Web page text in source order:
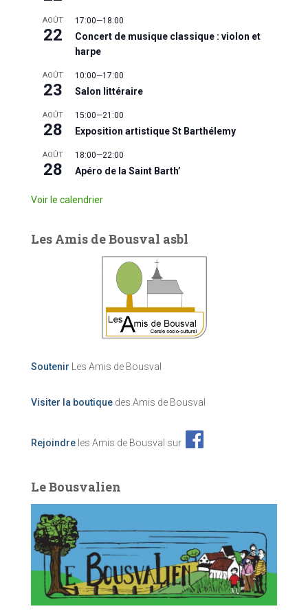
AOÛT
22
17:00—18:00
Concert de musique classique : violon et
harpe
AOÛT
23
10:00—17:00
Salon littéraire
AOÛT
28
15:00—21:00
Exposition artistique St Barthélemy
AOÛT
28
18:00—22:00
Apéro de la Saint Barth’
Voir le calendrier
Les Amis de Bousval asbl
Soutenir Les Amis de Bousval
Visiter la boutique des Amis de Bousval
Rejoindre les Amis de Bousval sur
Le Bousvalien